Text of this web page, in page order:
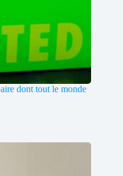
dont tout le monde